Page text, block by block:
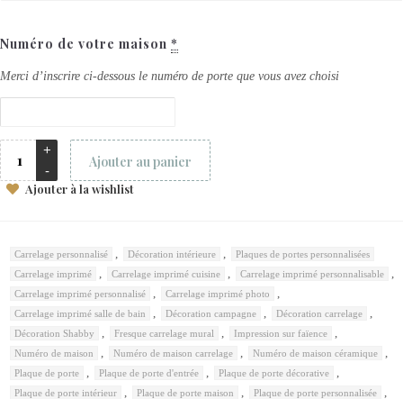
Numéro de votre maison *
Merci d’inscrire ci-dessous le numéro de porte que vous avez choisi
Ajouter au panier
Ajouter à la wishlist
Carrelage personnalisé Décoration intérieure
Plaques de portes personnalisées
Carrelage imprimé
Carrelage imprimé cuisine Carrelage imprimé personnalisable
Carrelage imprimé personnalisé Carrelage imprimé photo
Carrelage imprimé salle de bain Décoration campagne Décoration carrelage
Décoration Shabby Fresque carrelage mural Impression sur faïence
Numéro de maison Numéro de maison carrelage Numéro de maison céramique
Plaque de porte Plaque de porte d'entrée Plaque de porte décorative
Plaque de porte intérieur Plaque de porte maison Plaque de porte personnalisée